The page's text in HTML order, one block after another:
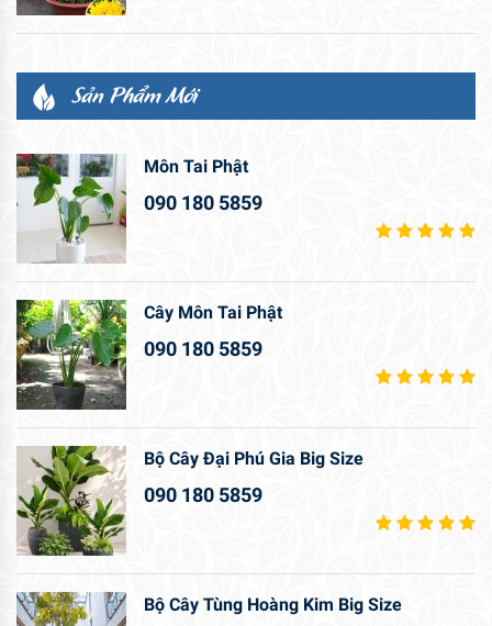
Sản Phẩm Mới
Môn Tai Phật
090 180 5859
Cây Môn Tai Phật
090 180 5859
Bộ Cây Đại Phú Gia Big Size
090 180 5859
Bộ Cây Tùng Hoàng Kim Big Size